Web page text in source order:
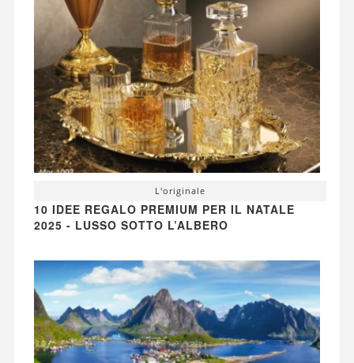
L'originale
10 IDEE REGALO PREMIUM PER IL NATALE
2025 - LUSSO SOTTO L’ALBERO